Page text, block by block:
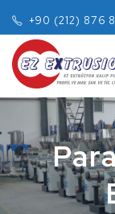
+90 (212) 876